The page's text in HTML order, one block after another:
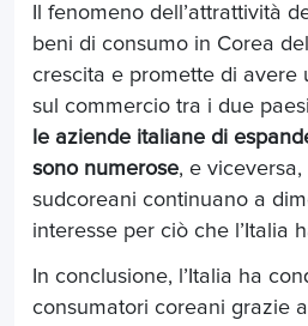
Il fenomeno dell’attrattività
beni di consumo in Corea
crescita e promette di avere
sul commercio tra i due
le aziende italiane di
sono numerose, e
sudcoreani continuano a
interesse per ciò che l’Italia
In conclusione, l’Italia ha
consumatori coreani grazie